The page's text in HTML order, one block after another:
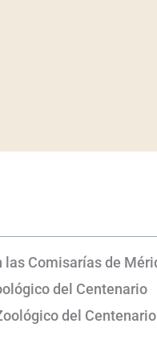
las Comisarías de
del Centenario
del Centenario